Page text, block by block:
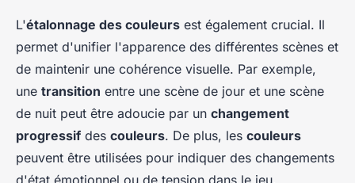
L'étalonnage des couleurs est également crucial. Il
permet d'unifier l'apparence des différentes scènes et
de maintenir une cohérence visuelle. Par exemple,
une transition entre une scène de jour et une scène
de nuit peut être adoucie par un changement
progressif des couleurs. De plus, les couleurs
peuvent être utilisées pour indiquer des changements